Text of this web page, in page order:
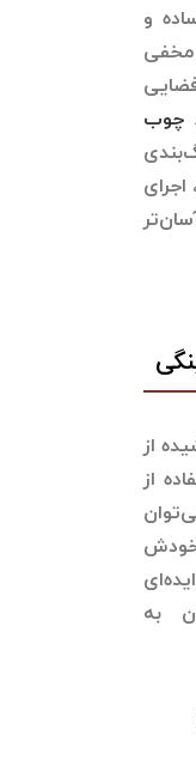
و
استفاده از نورهای LED مخفی
چوب
از
از
به